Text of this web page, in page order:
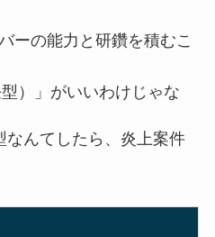
ーの能力と研鑽を積むこ
）」がいいわけじゃな
んてしたら、炎上案件